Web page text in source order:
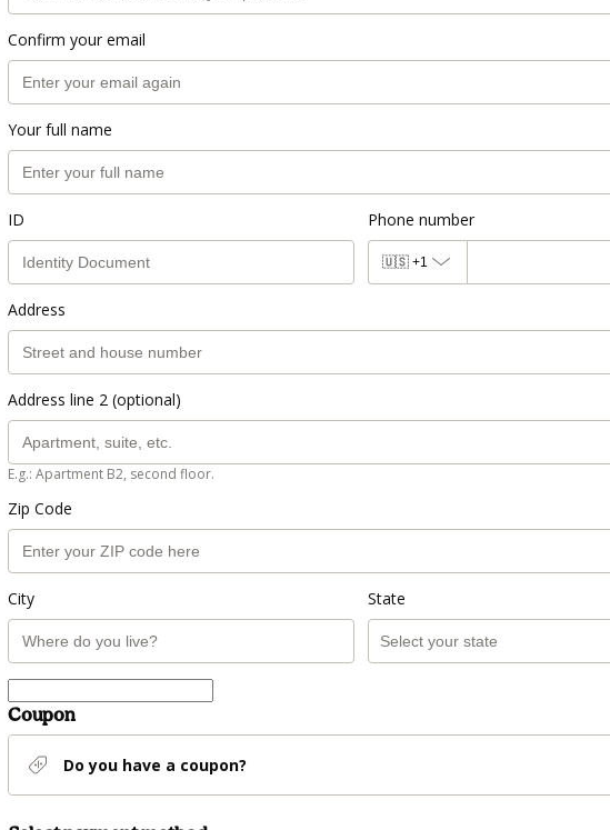
Confirm your email
Your full name
ID Phone number
🇺🇸 +1
Address
Address line 2 (optional)
E.g.: Apartment B2, second floor.
Zip Code
City State
Coupon
Do you have a coupon?